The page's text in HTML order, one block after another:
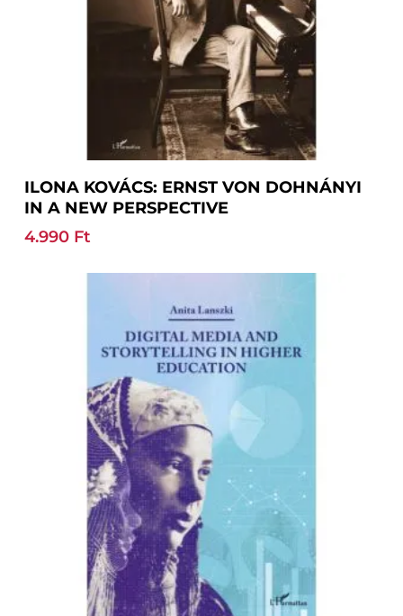
Add To Basket
ILONA KOVÁCS: ERNST VON DOHNÁNYI
IN A NEW PERSPECTIVE
4.990 Ft